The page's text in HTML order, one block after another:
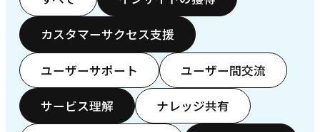
カスタマーサクセス支援
ユーザーサポート ユーザー間交流
サービス理解 ナレッジ共有